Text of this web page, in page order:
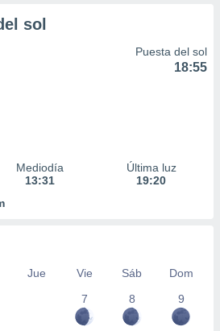
sol
Puesta del sol
18:55
Mediodía
13:31
Última luz
19:20
Jue Vie Sáb
Dom
7
8 9